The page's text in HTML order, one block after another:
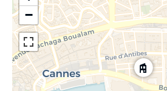
Garage en sous-sol
−